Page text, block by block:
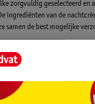
zorgvuldig geselecteerd en
ingrediënten van de
samen de best mogelijke
hydrateren de huid van
ingrediënten die de